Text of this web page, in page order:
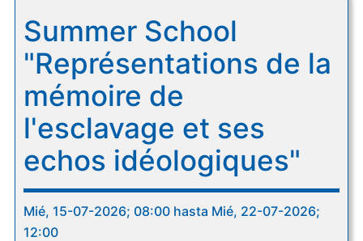
Summer School
"Représentations de la
mémoire de
l'esclavage et ses
echos idéologiques"
Mié, 15-07-2026; 08:00 hasta Mié, 22-07-2026;
12:00